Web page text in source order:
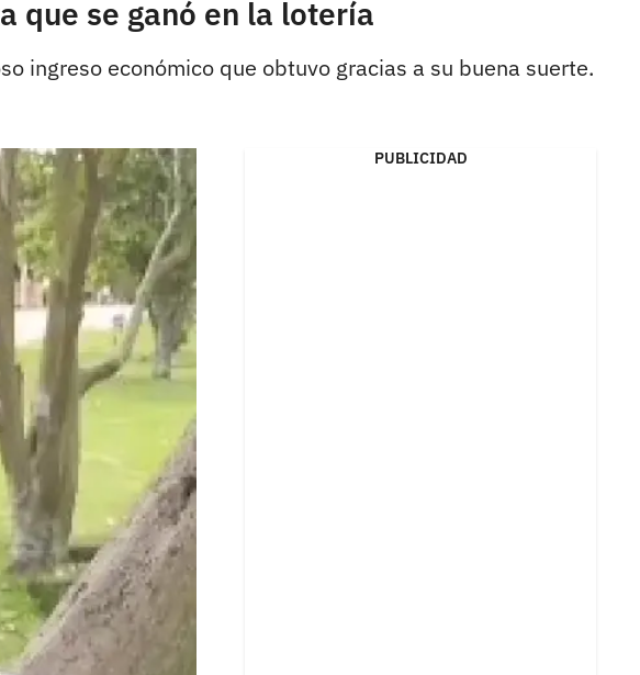
que se ganó en la lotería
ingreso económico que obtuvo gracias a su buena suerte.
PUBLICIDAD